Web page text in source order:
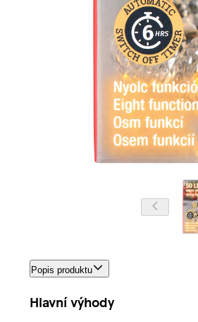
Popis produktu
Hlavní výhody